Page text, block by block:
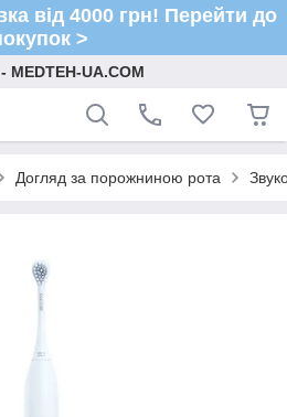
від 4000 грн! Перейти до
>
MEDTEH-UA.COM
Догляд за порожниною рота